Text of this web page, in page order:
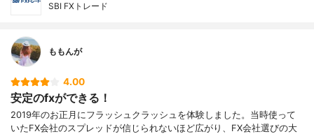
SBI FXトレード
ももんが
4.00
安定のfxができる！
2019年のお正月にフラッシュクラッシュを体験しました。当時使って
いたFX会社のスプレッドが信じられないほど広がり、FX会社選びの大